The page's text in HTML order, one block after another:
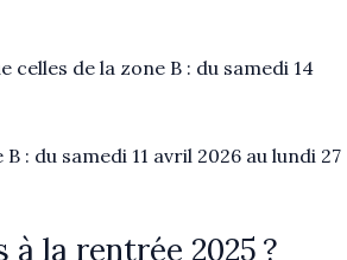
celles de la zone B : du samedi 14
: du samedi 11 avril 2026 au lundi 27
la rentrée 2025 ?